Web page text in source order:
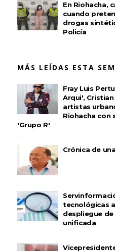
En Riohacha,
cuando
drogas
Policía
MÁS LEÍDAS ESTA
Fray Luis
Arqui', Cristian
artistas
Riohacha con
'Grupo R'
Crónica de
tecnológicas
despliegue
unificada